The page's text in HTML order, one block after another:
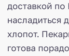
доставкой
насладиться
хлопот.
готова